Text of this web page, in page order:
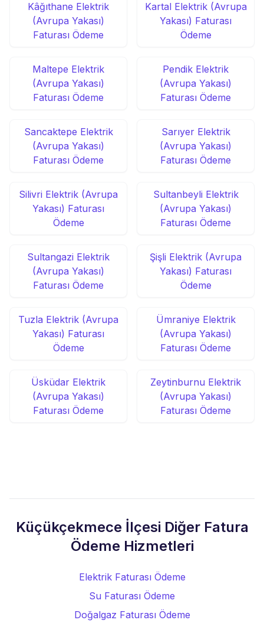
Kâğıthane Elektrik
(Avrupa Yakası)
Faturası Ödeme
Kartal Elektrik (Avrupa
Yakası) Faturası
Ödeme
Maltepe Elektrik
(Avrupa Yakası)
Faturası Ödeme
Pendik Elektrik
(Avrupa Yakası)
Faturası Ödeme
Sancaktepe Elektrik
(Avrupa Yakası)
Faturası Ödeme
Sarıyer Elektrik
(Avrupa Yakası)
Faturası Ödeme
Silivri Elektrik (Avrupa
Yakası) Faturası
Ödeme
Sultanbeyli Elektrik
(Avrupa Yakası)
Faturası Ödeme
Sultangazi Elektrik
(Avrupa Yakası)
Faturası Ödeme
Şişli Elektrik (Avrupa
Yakası) Faturası
Ödeme
Tuzla Elektrik (Avrupa
Yakası) Faturası
Ödeme
Ümraniye Elektrik
(Avrupa Yakası)
Faturası Ödeme
Üsküdar Elektrik
(Avrupa Yakası)
Faturası Ödeme
Zeytinburnu Elektrik
(Avrupa Yakası)
Faturası Ödeme
Küçükçekmece İlçesi Diğer Fatura
Ödeme Hizmetleri
Elektrik Faturası Ödeme
Su Faturası Ödeme
Doğalgaz Faturası Ödeme